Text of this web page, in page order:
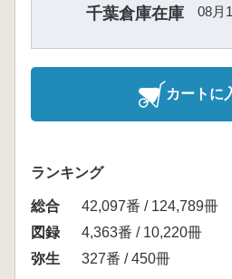
千葉倉庫在庫
08月
カートに
ランキング
総合
42,097番 / 124,789冊
図録
4,363番 / 10,220冊
弥生
327番 / 450冊